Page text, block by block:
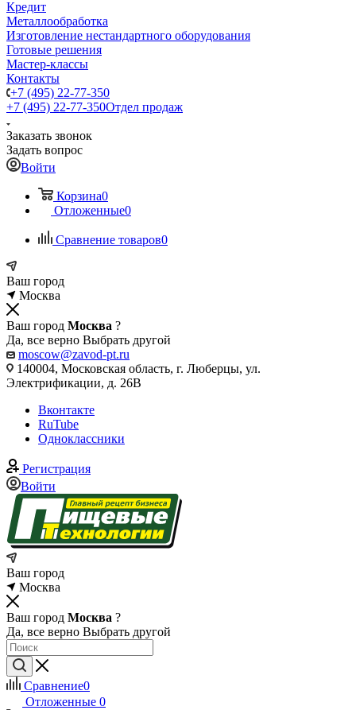
Кредит
Металлообработка
Изготовление нестандартного оборудования
Готовые решения
Мастер-классы
Контакты
+7 (495) 22-77-350
+7 (495) 22-77-350Отдел продаж
Заказать звонок
Задать вопрос
Войти
Корзина0
Отложенные0
Сравнение товаров0
Ваш город
Москва
Ваш город Москва ?
Да, все верно Выбрать другой
moscow@zavod-pt.ru
140004, Московская область, г. Люберцы, ул.
Электрификации, д. 26В
Вконтакте
RuTube
Одноклассники
Регистрация
Войти
Ваш город
Москва
Ваш город Москва ?
Да, все верно Выбрать другой
Сравнение0
Отложенные 0